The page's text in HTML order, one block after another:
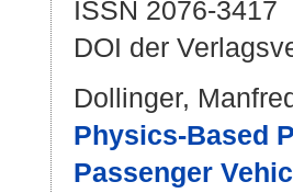
ISSN 2076-3417
DOI der
Dollinger,
Physics-Based
Passenger